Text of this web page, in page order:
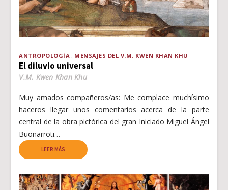
ANTROPOLOGÍA MENSAJES DEL V.M. KWEN KHAN KHU
El diluvio universal
V.M. Kwen Khan Khu
Muy amados compañeros/as: Me complace muchísimo
haceros llegar unos comentarios acerca de la parte
central de la obra pictórica del gran Iniciado Miguel Ángel
Buonarroti…
LEER MÁS